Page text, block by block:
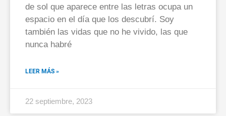
de sol que aparece entre las letras ocupa un
espacio en el día que los descubrí. Soy
también las vidas que no he vivido, las que
nunca habré
LEER MÁS »
22 septiembre, 2023